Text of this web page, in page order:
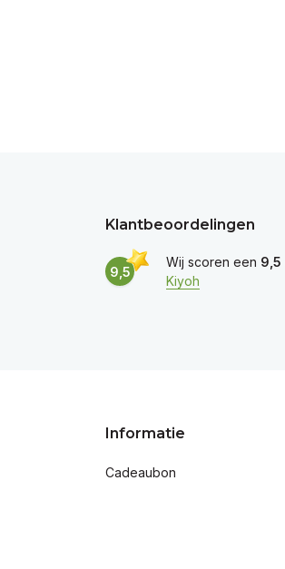
Klantbeoordelingen
9,5
Wij scoren een 9,5
Kiyoh
Informatie
Cadeaubon